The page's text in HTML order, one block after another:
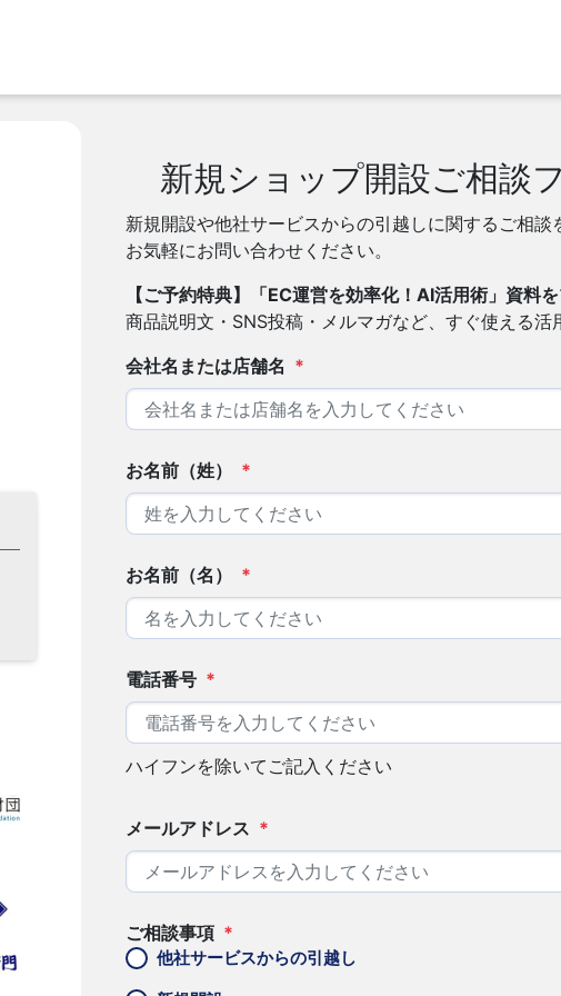
新規ショップ開設ご相談
新規開設や他社サービスからの引越しに関するご相談
お気軽にお問い合わせください。
【ご予約特典】「EC運営を効率化！AI活用術」資料
商品説明文・SNS投稿・メルマガなど、すぐ使える活
会社名または店舗名 *
お名前（姓） *
お名前（名） *
電話番号 *
ハイフンを除いてご記入ください
メールアドレス *
ご相談事項 *
他社サービスからの引越し